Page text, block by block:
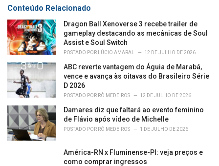
o
r
i
e
s
:
:Conteúdo Relacionado
Dragon Ball Xenoverse 3 recebe trailer de
gameplay destacando as mecânicas de Soul
Assist e Soul Switch
POSTADO POR LÚCIO AMARAL 12 DE JULHO DE 2026
ABC reverte vantagem do Águia de Marabá,
vence e avança às oitavas do Brasileiro Série
D 2026
POSTADO POR RÔ MEDEIROS 12 DE JULHO DE 2026
Damares diz que faltará ao evento feminino
de Flávio após vídeo de Michelle
POSTADO POR RÔ MEDEIROS 1 DE JULHO DE 2026
América-RN x Fluminense-PI: veja preços e
como comprar ingressos